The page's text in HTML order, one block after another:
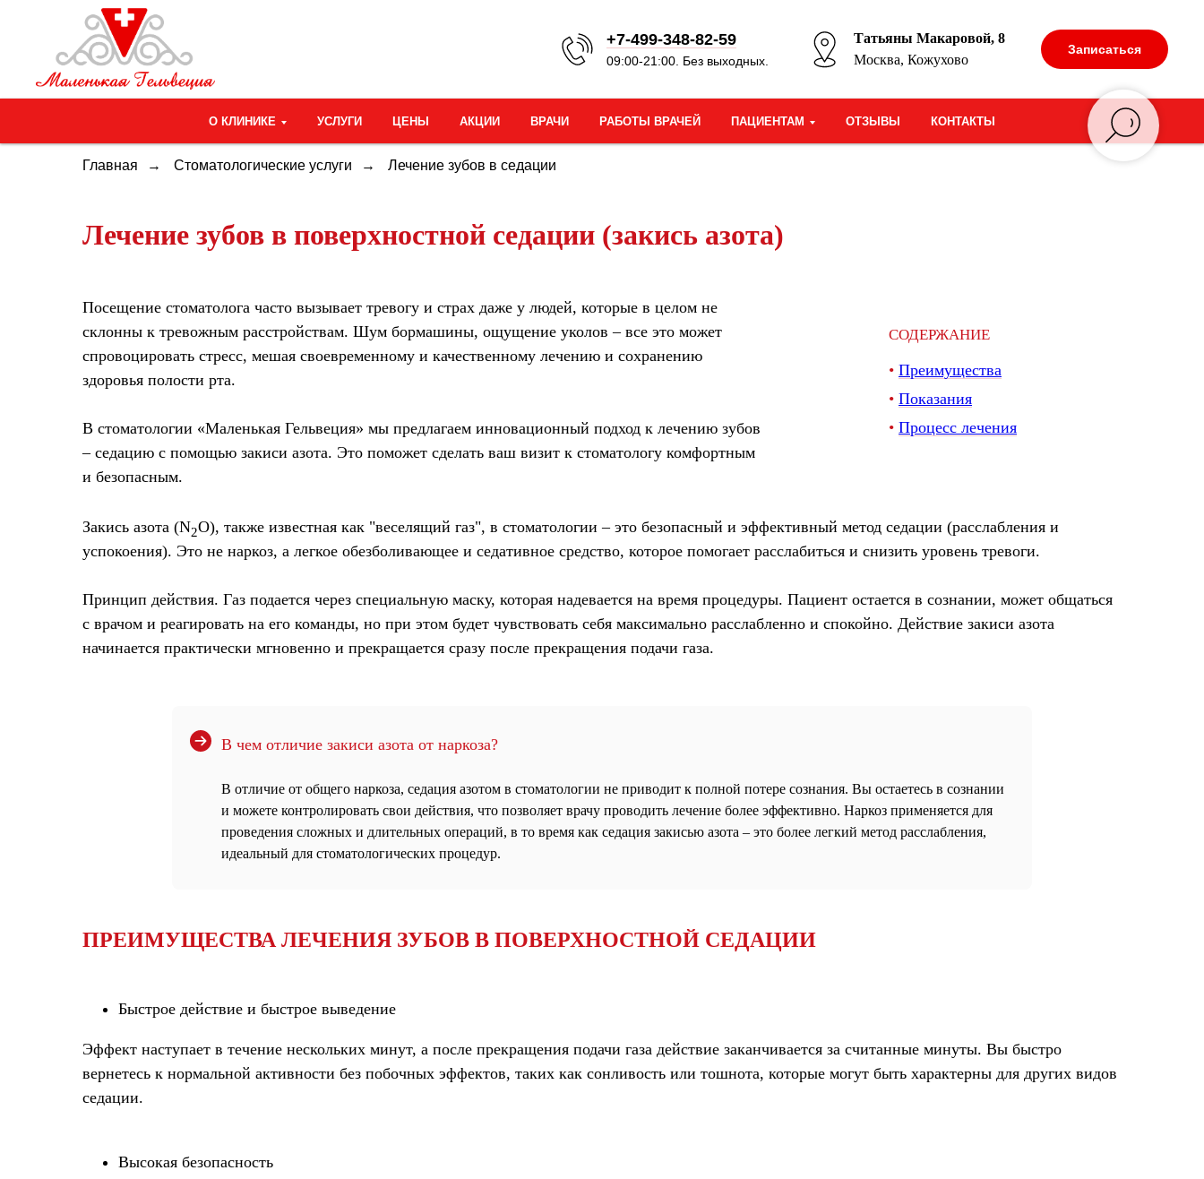
+7-499-348-82-59
09:00-21:00. Без выходных.
Татьяны Макаровой, 8
Москва, Кожухово
Записаться
О КЛИНИКЕ УСЛУГИ ЦЕНЫ АКЦИИ ВРАЧИ РАБОТЫ ВРАЧЕЙ ПАЦИЕНТАМ ОТЗЫВЫ КОНТАКТЫ
Главная → Стоматологические услуги → Лечение зубов в седации
Лечение зубов в поверхностной седации (закись азота)
Посещение стоматолога часто вызывает тревогу и страх даже у людей, которые в целом не
склонны к тревожным расстройствам. Шум бормашины, ощущение уколов – все это может
спровоцировать стресс, мешая своевременному и качественному лечению и сохранению
здоровья полости рта.
В стоматологии «Маленькая Гельвеция» мы предлагаем инновационный подход к лечению зубов
– седацию с помощью закиси азота. Это поможет сделать ваш визит к стоматологу комфортным
и безопасным.
СОДЕРЖАНИЕ
• Преимущества
• Показания
• Процесс лечения
Закись азота (N2O), также известная как "веселящий газ", в стоматологии – это безопасный и эффективный метод седации (расслабления и
успокоения). Это не наркоз, а легкое обезболивающее и седативное средство, которое помогает расслабиться и снизить уровень тревоги.
Принцип действия. Газ подается через специальную маску, которая надевается на время процедуры. Пациент остается в сознании, может общаться
с врачом и реагировать на его команды, но при этом будет чувствовать себя максимально расслабленно и спокойно. Действие закиси азота
начинается практически мгновенно и прекращается сразу после прекращения подачи газа.
В чем отличие закиси азота от наркоза?
В отличие от общего наркоза, седация азотом в стоматологии не приводит к полной потере сознания. Вы остаетесь в сознании
и можете контролировать свои действия, что позволяет врачу проводить лечение более эффективно. Наркоз применяется для
проведения сложных и длительных операций, в то время как седация закисью азота – это более легкий метод расслабления,
идеальный для стоматологических процедур.
ПРЕИМУЩЕСТВА ЛЕЧЕНИЯ ЗУБОВ В ПОВЕРХНОСТНОЙ СЕДАЦИИ
Быстрое действие и быстрое выведение
Эффект наступает в течение нескольких минут, а после прекращения подачи газа действие заканчивается за считанные минуты. Вы быстро
вернетесь к нормальной активности без побочных эффектов, таких как сонливость или тошнота, которые могут быть характерны для других видов
седации.
Высокая безопасность